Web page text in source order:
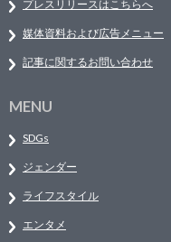
プレスリリースはこちらへ
媒体資料および広告メニュー
記事に関するお問い合わせ
MENU
SDGs
ジェンダー
ライフスタイル
エンタメ